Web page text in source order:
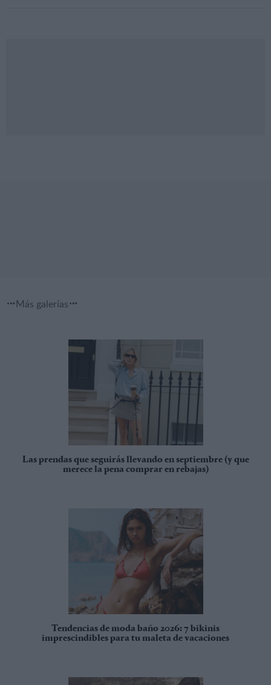
Más galerías
Las prendas que seguirás llevando en septiembre (y que
merece la pena comprar en rebajas)
Tendencias de moda baño 2026: 7 bikinis
imprescindibles para tu maleta de vacaciones